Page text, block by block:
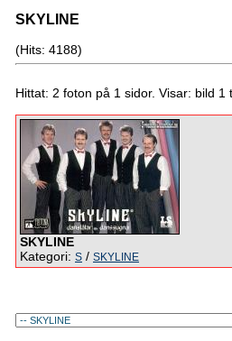
SKYLINE
(Hits: 4188)
Hittat: 2 foton på 1 sidor. Visar: bild 1
SKYLINE
Kategori: S / SKYLINE